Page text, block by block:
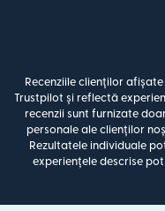
Recenziile clienților
Trustpilot și reflectă
recenzii sunt furnizate
personale ale clienților
Rezultatele individuale
experiențele descrise